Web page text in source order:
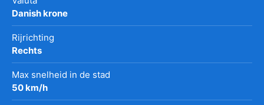
Danish krone
Rijrichting
Rechts
Max snelheid in de stad
50 km/h